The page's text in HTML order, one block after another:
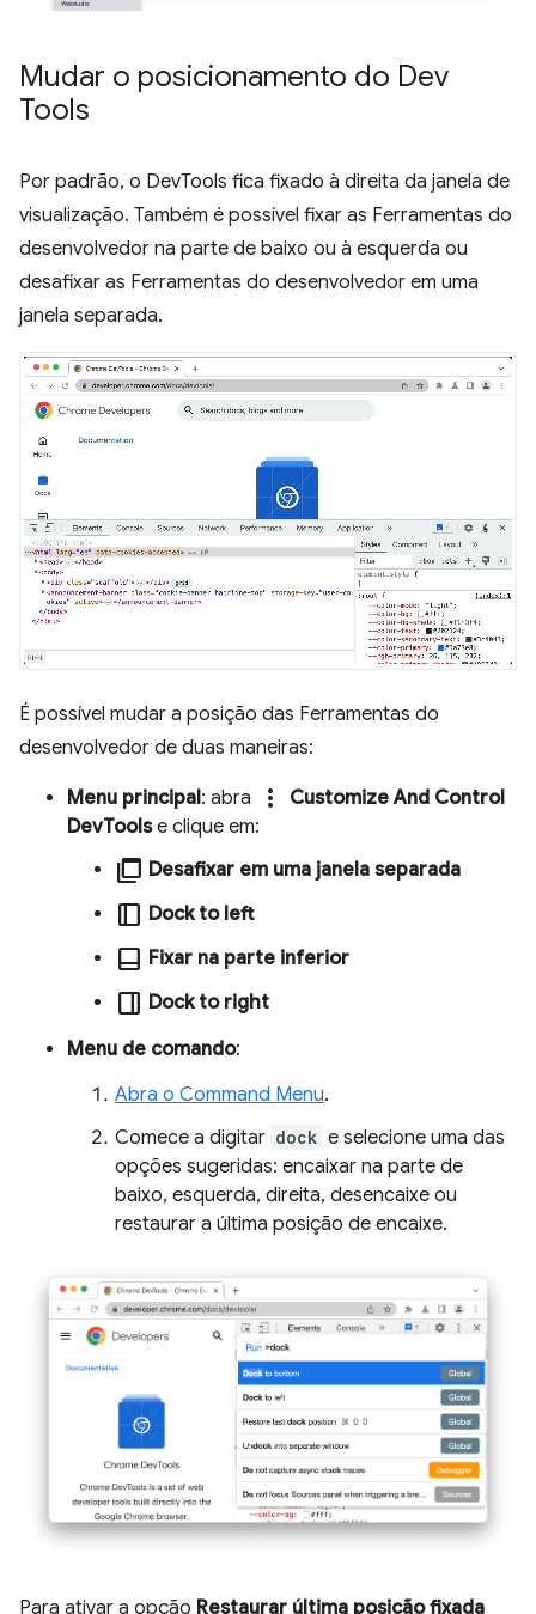
Mudar o posicionamento do Dev
Tools
Por padrão, o DevTools fica fixado à direita da janela de
visualização. Também é possível fixar as Ferramentas do
desenvolvedor na parte de baixo ou à esquerda ou
desafixar as Ferramentas do desenvolvedor em uma
janela separada.
É possível mudar a posição das Ferramentas do
desenvolvedor de duas maneiras:
Menu principal: abra more_vert
Customize And Control
DevToolse clique em:
ad_group Desafixar em uma janela separada
dock_to_right Dock to left
dock_to_bottom Fixar na parte inferior
dock_to_left Dock to right
Menu de comando:
Abra o Command Menu.
Comece a digitar dock e selecione uma das
opções sugeridas: encaixar na parte de
baixo, esquerda, direita, desencaixe ou
restaurar a última posição de encaixe.
Para ativar a opção Restaurar última posição fixada